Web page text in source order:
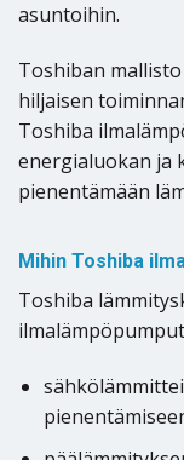
asuntoihin.
Toshiban
hiljaisen
Toshiba
energialuokan ja
pienentämään
Mihin Toshiba
Toshiba